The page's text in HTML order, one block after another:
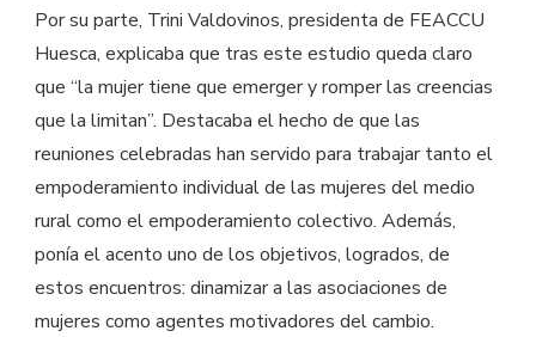
Por su parte, Trini Valdovinos, presidenta de FEACCU
Huesca, explicaba que tras este estudio queda claro
que “la mujer tiene que emerger y romper las creencias
que la limitan”. Destacaba el hecho de que las
reuniones celebradas han servido para trabajar tanto el
empoderamiento individual de las mujeres del medio
rural como el empoderamiento colectivo. Además,
ponía el acento uno de los objetivos, logrados, de
estos encuentros: dinamizar a las asociaciones de
mujeres como agentes motivadores del cambio.